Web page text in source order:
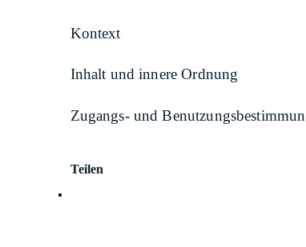
Kontext
Inhalt und innere Ordnung
Zugangs- und
Teilen